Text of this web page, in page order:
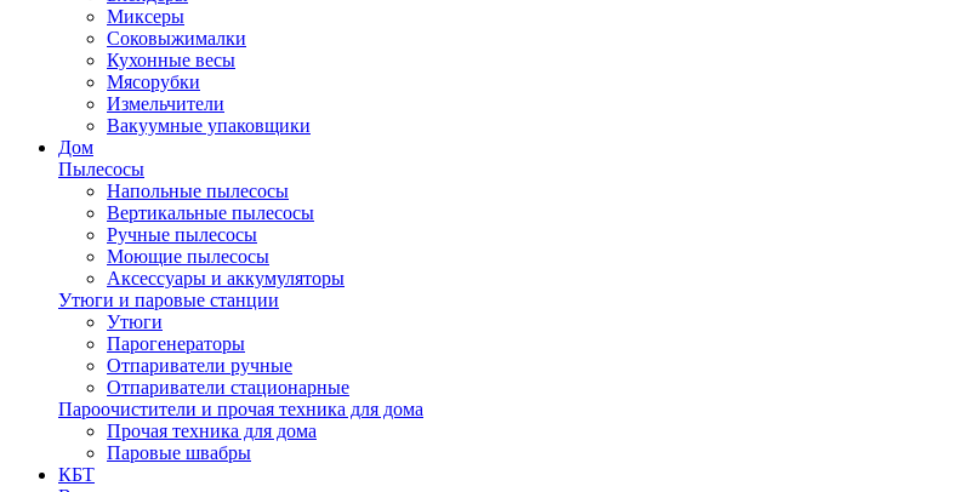
Миксеры
Соковыжималки
Кухонные весы
Мясорубки
Измельчители
Вакуумные упаковщики
Дом
Пылесосы
Напольные пылесосы
Вертикальные пылесосы
Ручные пылесосы
Моющие пылесосы
Аксессуары и аккумуляторы
Утюги и паровые станции
Утюги
Парогенераторы
Отпариватели ручные
Отпариватели стационарные
Пароочистители и прочая техника для дома
Прочая техника для дома
Паровые швабры
КБТ